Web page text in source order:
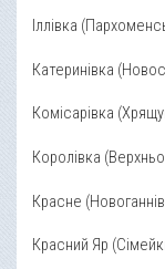
Іллівка
Катеринівка
Комісарівка
Королівка
Красне
Красний Яр